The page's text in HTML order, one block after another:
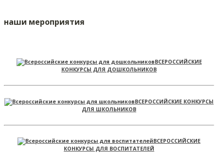
наши мероприятия
ВСЕРОССИЙСКИЕ
КОНКУРСЫ ДЛЯ ДОШКОЛЬНИКОВ
ВСЕРОССИЙСКИЕ КОНКУРСЫ
ДЛЯ ШКОЛЬНИКОВ
ВСЕРОССИЙСКИЕ
КОНКУРСЫ ДЛЯ ВОСПИТАТЕЛЕЙ